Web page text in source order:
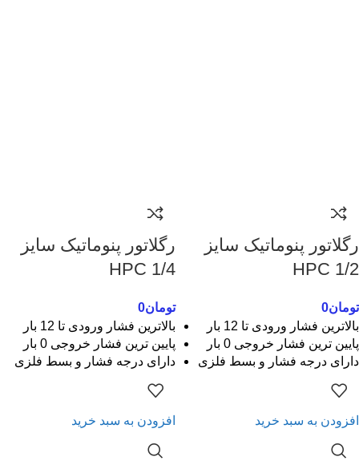
رگلاتور پنوماتیک سایز
1/2 HPC
تومان0
بالاترین فشار ورودی تا 12 بار
پایین ترین فشار خروجی 0 بار
دارای درجه فشار و بسط فلزی
افزودن به سبد خرید
رگلاتور پنوماتیک سایز
1/4 HPC
تومان0
بالاترین فشار ورودی تا 12 بار
پایین ترین فشار خروجی 0 بار
دارای درجه فشار و بسط فلزی
افزودن به سبد خرید